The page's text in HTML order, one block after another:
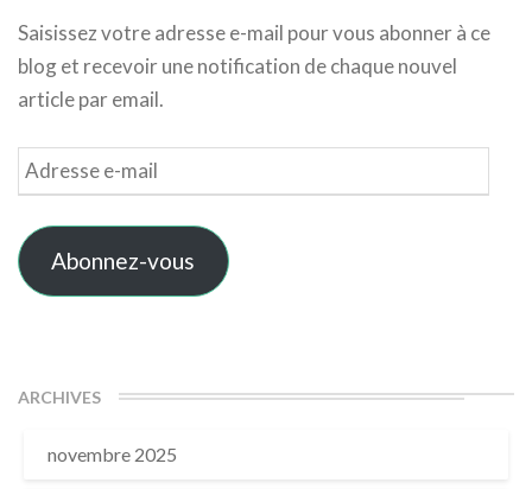
Saisissez votre adresse e-mail pour vous abonner à ce
blog et recevoir une notification de chaque nouvel
article par email.
Adresse
e-
mail
Abonnez-vous
ARCHIVES
novembre 2025